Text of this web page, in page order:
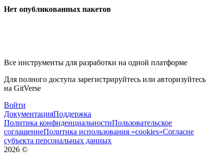
Нет опубликованных пакетов
Все инструменты для разработки на одной платформе
Для полного доступа зарегистрируйтесь или авторизуйтесь
на GitVerse
Войти
ДокументацияПоддержка
Политика конфиденциальностиПользовательское
соглашениеПолитика использования «cookies»Согласие
субъекта персональных данных
2026 ©